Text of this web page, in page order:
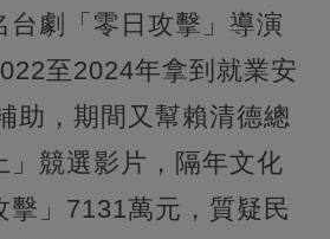
台劇「零日攻擊」導演
至2024年拿到就業安
助，期間又幫賴清德總
」競選影片，隔年文化
擊」7131萬元，質疑民